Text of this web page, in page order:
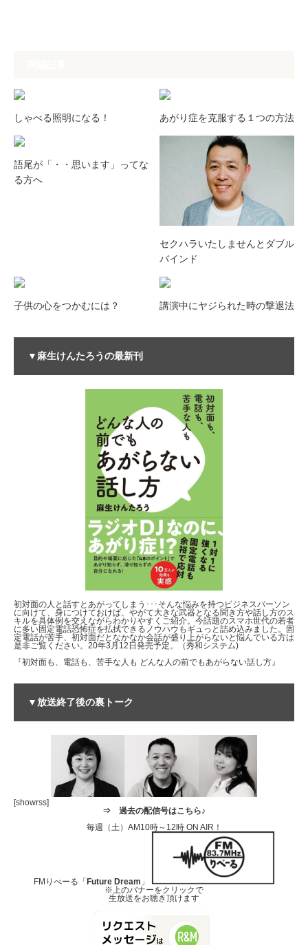
しゃべる照明になる！ あがり症を克服する１つの方法
語尾が「・・思います」ってな
る方へ
セクハラいたしませんとダブル
バインド
子供の心をつかむには？ 講演中にヤジられた時の撃退法
▼麻生けんたろうの最新刊
初対面の人と話すとあがってしまう･･･そんな悩みを持つビジネスパーソン
に向けて、身につけておけば、やがて大きな武器となる聞き方や話し方のス
キルを具体例を交えながらわかりやすくご紹介。今話題のスマホ世代の若者
に多い固定電話恐怖症を払拭できるノウハウもギュっと詰め込みました。固
定電話が苦手、初対面だとなかなか会話が盛り上がらないと悩んでいる方は
是非ご覧ください。20年3月12日発売予定。（秀和システム)
『初対面も、電話も、苦手な人も どんな人の前でもあがらない話し方』
▼放送終了後の裏トーク
[showrss]
⇒ 過去の配信号はこちら♪
毎週（土）AM10時～12時 ON AIR！
FMりべーる「Future Dream 」
※上のバナーをクリックで
生放送をお聴き頂けます